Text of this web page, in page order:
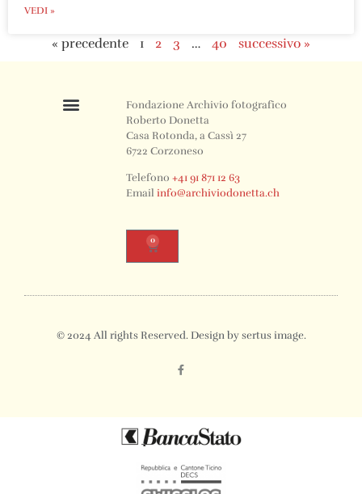
VEDI »
« precedente 1 2 3 … 40 successivo »
Fondazione Archivio fotografico
Roberto Donetta
Casa Rotonda, a Cassì 27
6722 Corzoneso
Telefono+41 91 871 12 63
Emailinfo@archiviodonetta.ch
0
© 2024 All rights Reserved. Design by sertus image.